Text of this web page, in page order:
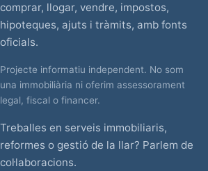
comprar, llogar, vendre, impostos,
hipoteques, ajuts i tràmits, amb fonts
oficials.
Projecte informatiu independent. No som
una immobiliària ni oferim assessorament
legal, fiscal o financer.
Treballes en serveis immobiliaris,
reformes o gestió de la llar? Parlem de
col·laboracions.